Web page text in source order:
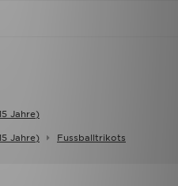
Jahre)
Jahre) Fussballtrikots